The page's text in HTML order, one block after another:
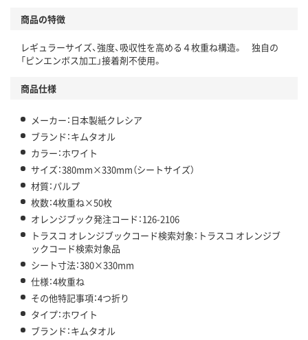
商品の特徴
レギュラーサイズ、強度、吸収性を高める４枚重ね構造。 独自の
「ピンエンボス加工」接着剤不使用。
商品仕様
メーカー：日本製紙クレシア
ブランド：キムタオル
カラー：ホワイト
サイズ：380mm×330mm（シートサイズ）
材質：パルプ
枚数：4枚重ね×50枚
オレンジブック発注コード：126-2106
トラスコ オレンジブックコード検索対象：トラスコ オレンジブ
ックコード検索対象品
シート寸法：380×330mm
仕様：4枚重ね
その他特記事項：4つ折り
タイプ：ホワイト
ブランド：キムタオル